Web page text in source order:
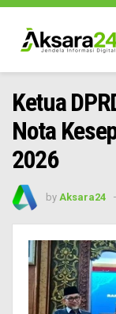
Ketua
Nota
2026
by Aksara24